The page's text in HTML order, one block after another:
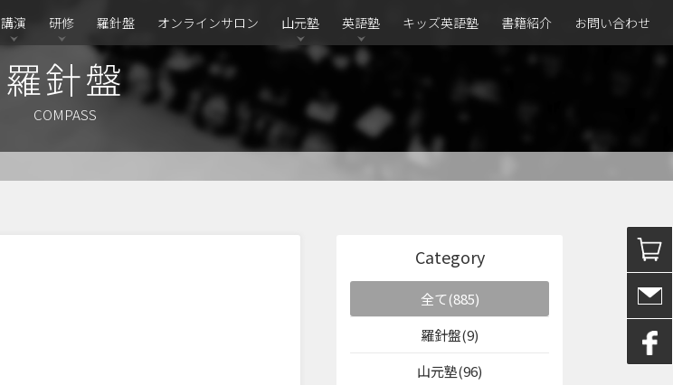
講演 研修 羅針盤 オンラインサロン 山元塾 英語塾 キッズ英語塾 書籍紹介 お問い合わせ
羅針盤
COMPASS
Category
全て(885)
羅針盤(9)
山元塾(96)